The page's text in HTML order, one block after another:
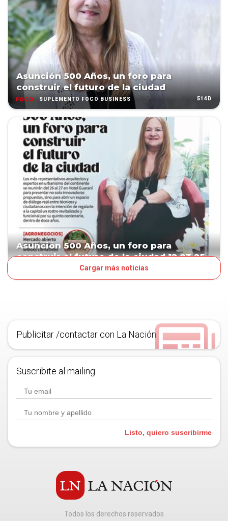
Asunción 500 Años, un foro para
construir el futuro de la ciudad
SUPLEMENTO FOCO BUSINESS 514D
Asunción 500 Años, un foro para
construir el futuro de la ciudad 12.03.25
SUPLEMENTO FOCO BUSINESS
Cargar más noticias
Publicitar /contactar con La Nación
Suscribite al mailing.
Listo, quiero suscribirme
Todos los derechos reservados